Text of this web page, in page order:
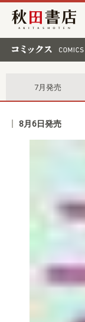
秋田書店
7月発売
8月6日発売